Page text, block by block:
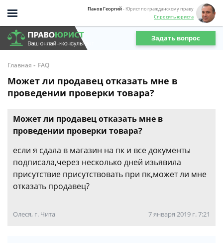
Панов Георгий- Юрист по гражданскому праву
Спросить юриста
Задать вопрос
Главная - FAQ
Может ли продавец отказать мне в
проведении проверки товара?
Может ли продавец отказать мне в
проведении проверки товара?
если я сдала в магазин на пк и все документы
подписала,через несколько дней изьявила
присутствие присутствовать при пк,может ли мне
отказать продавец?
Олеся, г. Чита 7 января 2019 г. 7:21